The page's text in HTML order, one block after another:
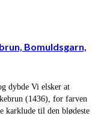
Bomuldsgarn,
dybde Vi elsker at
(1436), for farven
karklude til den blødeste